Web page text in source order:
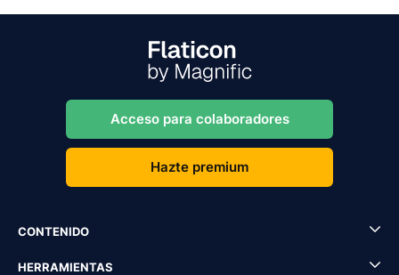
Acceso para colaboradores
Hazte premium
CONTENIDO
HERRAMIENTAS